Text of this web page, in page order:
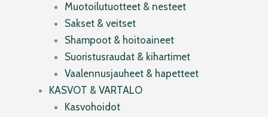
Muotoilutuotteet & nesteet
Sakset & veitset
Shampoot & hoitoaineet
Suoristusraudat & kihartimet
Vaalennusjauheet & hapetteet
KASVOT & VARTALO
Kasvohoidot